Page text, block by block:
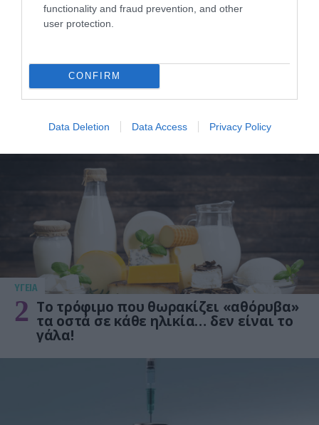
functionality and fraud prevention, and other
user protection.
CONFIRM
Data Deletion Data Access Privacy Policy
προστατεύει από το Αλτχάιμερ
ΥΓΕΙΑ
2 Το τρόφιμο που θωρακίζει «αθόρυβα»
τα οστά σε κάθε ηλικία… δεν είναι το
γάλα!